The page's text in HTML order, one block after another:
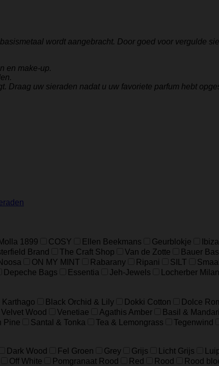
wordt aangebracht. Door goed voor vergulde
en make-up.
Draag uw sieraden nadat u uw favoriete parfum hebt
1899 COSY Ellen Beekmans Geurblokje
Brand The Craft Shop Van de Zotte Bauer
ON MY MINT Rabarany Ripani SILT
Depeche Bags Essentia Jeh-Jewels Locherber
Karthago Black Orchid & Lily Dokki Cotton Dolce
Velvet Wood Venetiae Agathis Amber Basil &
Pine Santal & Tonka Tea & Lemongrass Tegenwind
Dark Wood Fel Groen Grey Grijs Licht Grijs
Off White Pomgranaat Rood Red Rood Rood